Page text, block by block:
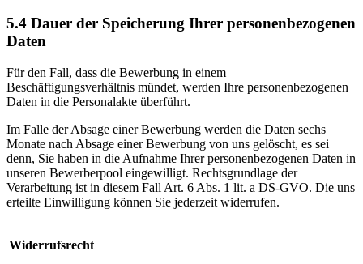
5.4 Dauer der Speicherung Ihrer personenbezogenen
Daten
Für den Fall, dass die Bewerbung in einem
Beschäftigungsverhältnis mündet, werden Ihre personenbezogenen
Daten in die Personalakte überführt.
Im Falle der Absage einer Bewerbung werden die Daten sechs
Monate nach Absage einer Bewerbung von uns gelöscht, es sei
denn, Sie haben in die Aufnahme Ihrer personenbezogenen Daten in
unseren Bewerberpool eingewilligt. Rechtsgrundlage der
Verarbeitung ist in diesem Fall Art. 6 Abs. 1 lit. a DS-GVO. Die uns
erteilte Einwilligung können Sie jederzeit widerrufen.
Widerrufsrecht